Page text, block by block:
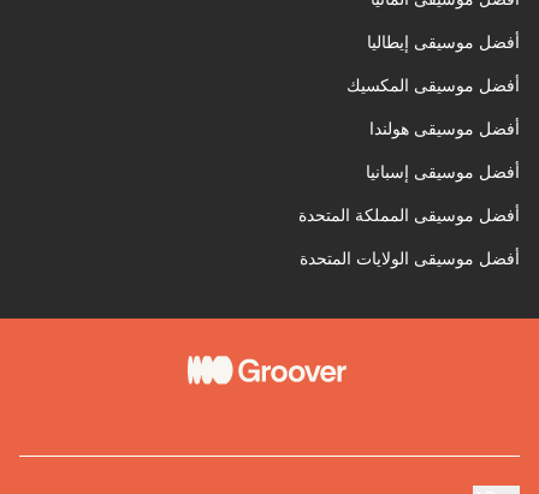
أفضل موسيقى إيطاليا
أفضل موسيقى المكسيك
أفضل موسيقى هولندا
أفضل موسيقى إسبانيا
أفضل موسيقى المملكة المتحدة
أفضل موسيقى الولايات المتحدة